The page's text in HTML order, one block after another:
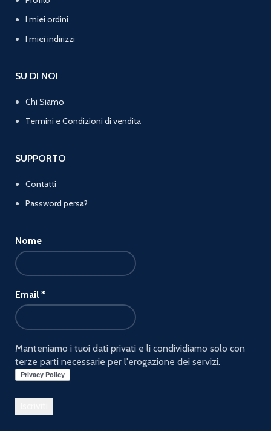
I miei ordini
I miei indirizzi
SU DI NOI
Chi Siamo
Termini e Condizioni di vendita
SUPPORTO
Contatti
Password persa?
Nome
Email *
Manteniamo i tuoi dati privati e li condividiamo solo con
terze parti necessarie per l'erogazione dei servizi.